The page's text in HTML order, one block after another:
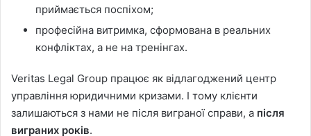
приймається поспіхом;
професійна витримка, сформована в реальних
конфліктах, а не на тренінгах.
Veritas Legal Group працює як відлагоджений центр
управління юридичними кризами. І тому клієнти
залишаються з нами не після виграної справи, а після
виграних років.